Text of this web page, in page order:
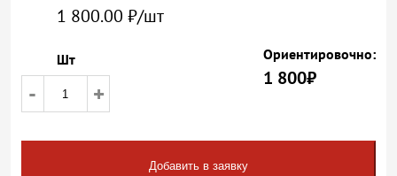
1 800.00 ₽/шт
Шт
- +
Ориентировочно:
1 800₽
Добавить в заявку